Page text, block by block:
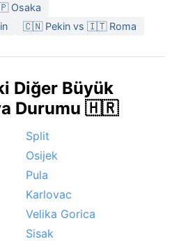
Osaka
🇨🇳 Pekin vs 🇮🇹 Roma
Diğer Büyük
Durumu 🇭🇷
Split
Osijek
Pula
Karlovac
Velika Gorica
Sisak